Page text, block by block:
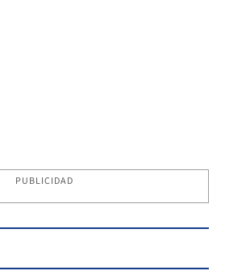
PUBLICIDAD